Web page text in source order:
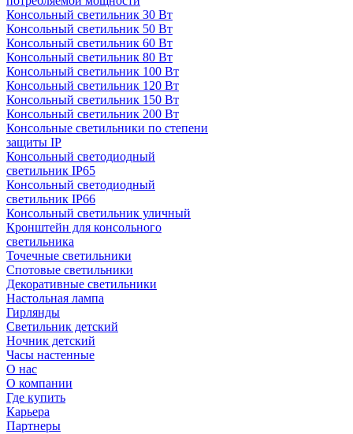
Консольный светильник 30 Вт
Консольный светильник 50 Вт
Консольный светильник 60 Вт
Консольный светильник 80 Вт
Консольный светильник 100 Вт
Консольный светильник 120 Вт
Консольный светильник 150 Вт
Консольный светильник 200 Вт
Консольные светильники по степени
защиты IP
Консольный светодиодный
светильник IP65
Консольный светодиодный
светильник IP66
Консольный светильник уличный
Кронштейн для консольного
светильника
Точечные светильники
Спотовые светильники
Декоративные светильники
Настольная лампа
Гирлянды
Светильник детский
Ночник детский
Часы настенные
О нас
О компании
Где купить
Карьера
Партнеры